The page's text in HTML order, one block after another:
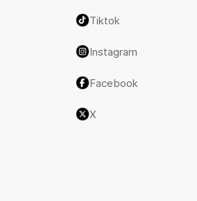
Tiktok
Instagram
Facebook
X